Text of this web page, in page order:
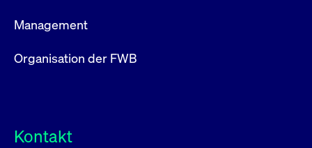
Management
Organisation der FWB
Kontakt